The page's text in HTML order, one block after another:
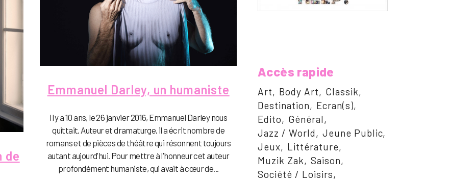
Emmanuel Darley, un humaniste
Il y a 10 ans, le 26 janvier 2016, Emmanuel Darley nous
quittait. Auteur et dramaturge, il a écrit nombre de
romans et de pièces de théâtre qui résonnent toujours
autant aujourd'hui. Pour mettre à l'honneur cet auteur
profondément humaniste, qui avait à cœur de...
de
Accès rapide
Art Body Art
Classik
Destination
Ecran(s)
Edito
Général
Jazz / World
Jeune Public
Jeux
Littérature
Muzik Zak
Saison
Société / Loisirs